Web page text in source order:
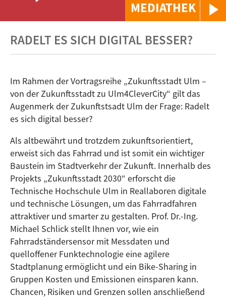
MEDIATHEK
RADELT ES SICH DIGITAL BESSER?
Im Rahmen der Vortragsreihe „Zukunftsstadt Ulm –
von der Zukunftsstadt zu Ulm4CleverCity“ gilt das
Augenmerk der Zukunftstsadt Ulm der Frage: Radelt
es sich digital besser?
Als altbewährt und trotzdem zukunftsorientiert,
erweist sich das Fahrrad und ist somit ein wichtiger
Baustein im Stadtverkehr der Zukunft. Innerhalb des
Projekts „Zukunftsstadt 2030“ erforscht die
Technische Hochschule Ulm in Reallaboren digitale
und technische Lösungen, um das Fahrradfahren
attraktiver und smarter zu gestalten. Prof. Dr.-Ing.
Michael Schlick stellt Ihnen vor, wie ein
Fahrradständersensor mit Messdaten und
quelloffener Funktechnologie eine agilere
Stadtplanung ermöglicht und ein Bike-Sharing in
Gruppen Kosten und Emissionen einsparen kann.
Chancen, Risiken und Grenzen sollen anschließend